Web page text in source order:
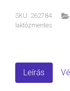
SKU: 262784
laktózmentes
Leírás